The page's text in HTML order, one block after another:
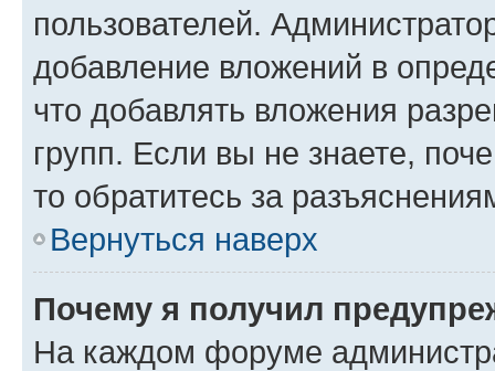
пользователей.
добавление вложений в
что добавлять вложения
групп. Если вы не знаете,
то обратитесь за
Вернуться наверх
Почему я получил
На каждом форуме